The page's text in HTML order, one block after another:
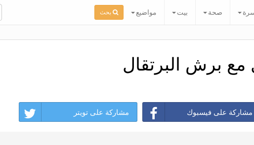
صحة بيت مواضيع بحث
مع برش البرتقال
مشاركة على فيسبوك مشاركة على تويتر